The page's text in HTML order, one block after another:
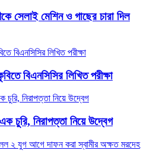
সেলাই মেশিন ও গাছের চারা দিল
বিএনসিসির লিখিত পরীক্ষা
চুরি, নিরাপত্তা নিয়ে উদ্বেগ